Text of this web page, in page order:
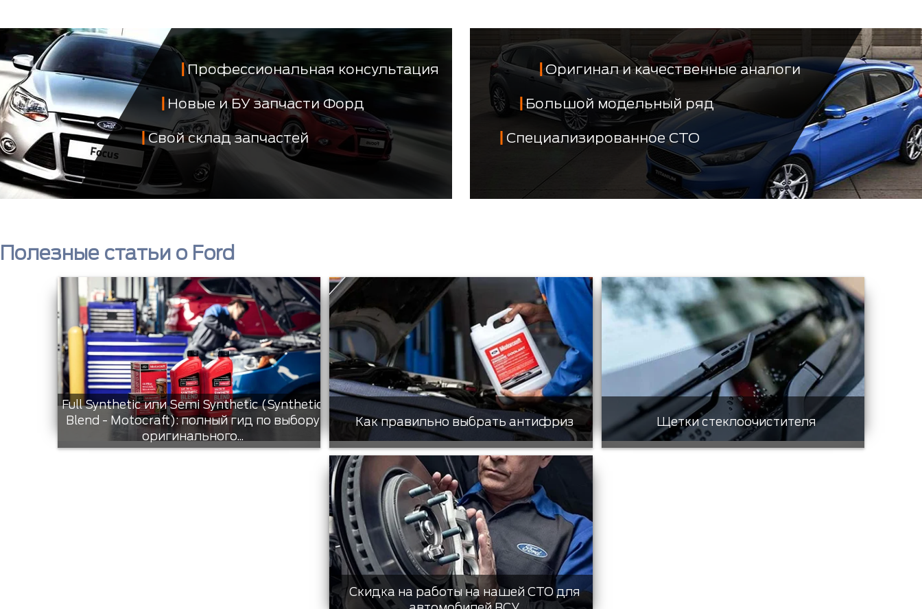
Профессиональная консультация
Новые и БУ запчасти Форд
Свой склад запчастей
Оригинал и качественные аналоги
Большой модельный ряд
Специализированное СТО
Полезные статьи о Ford
Full Synthetic или Semi Synthetic (Synthetic
Blend - Motocraft): полный гид по выбору
оригинального...
Как правильно выбрать антифриз Щетки стеклоочистителя
Скидка на работы на нашей СТО для